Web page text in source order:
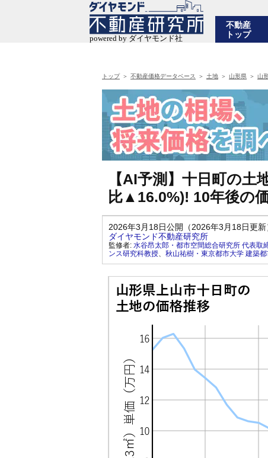
不動産
トップ
トップ 不動産価格データベース 土地 山形県 山
【AI予測】十日町の土
比▲16.0%)! 10年後の
2026年3月18日公開（2026年3月18日更新
ダイヤモンド不動産研究所
監修者: 水谷昂太郎・都市空間総合研究所 代表取
ンス研究科教授、 秋山祐樹・東京都市大学 建築